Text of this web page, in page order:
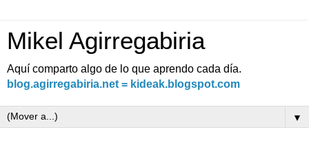
Mikel Agirregabiria
Aquí comparto algo de lo que aprendo cada día.
blog.agirregabiria.net = kideak.blogspot.com
▼